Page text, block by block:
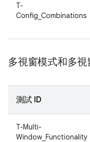
T-
Config_Combinations
多視窗模式和多視
測試 ID
T-Multi-
Window_Functionality